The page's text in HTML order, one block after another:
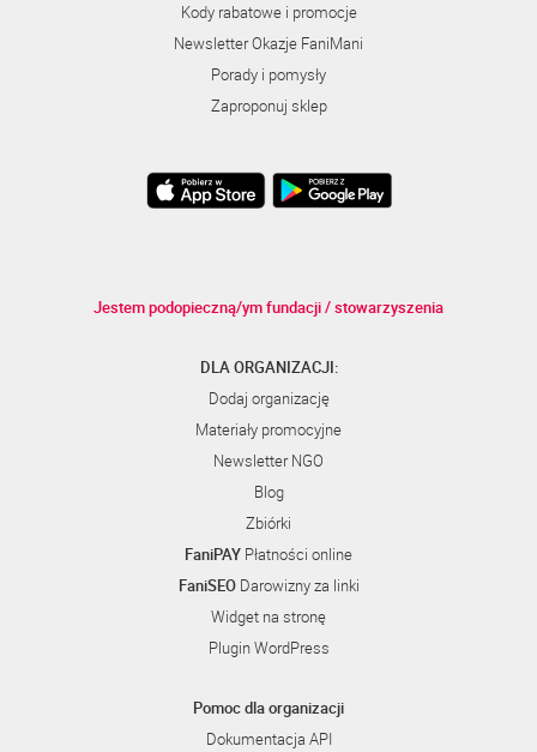
Kody rabatowe i promocje
Newsletter Okazje FaniMani
Porady i pomysły
Zaproponuj sklep
Jestem podopieczną/ym fundacji / stowarzyszenia
DLA ORGANIZACJI:
Dodaj organizację
Materiały promocyjne
Newsletter NGO
Blog
Zbiórki
FaniPAY Płatności online
FaniSEODarowizny za linki
Widget na stronę
Plugin WordPress
Pomoc dla organizacji
Dokumentacja API